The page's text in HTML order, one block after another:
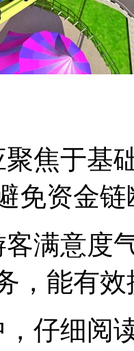
焦于基
免资金链
满意度
，能有
仔细阅